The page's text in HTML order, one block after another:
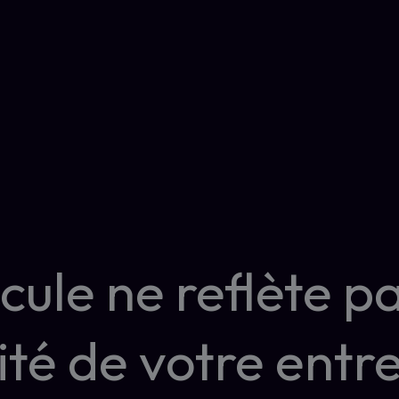
ne reflète
de votre